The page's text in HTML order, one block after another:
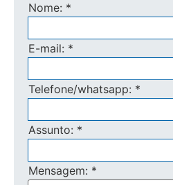
Nome: *
E-mail: *
Telefone/whatsapp: *
Assunto: *
Mensagem: *